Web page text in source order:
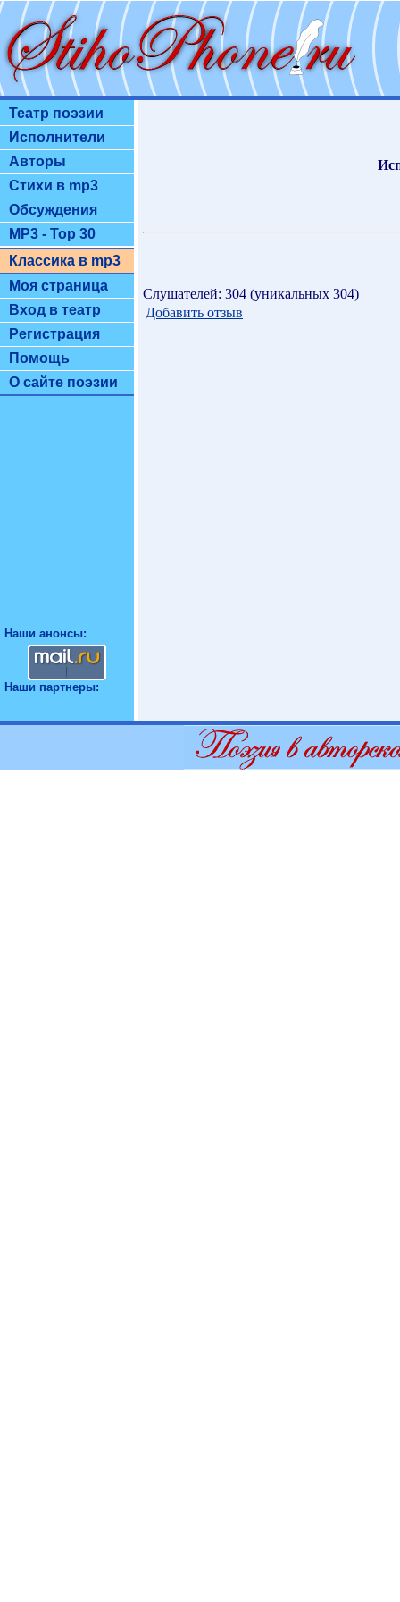
Театр поэзии
Исполнители
Авторы
Стихи в mp3
Обсуждения
MP3 - Top 30
Классика в mp3
Моя страница
Вход в театр
Регистрация
Помощь
О сайте поэзии
Наши анонсы:
Наши партнеры:
Слушателей: 304 (уникальных 304)
Добавить отзыв